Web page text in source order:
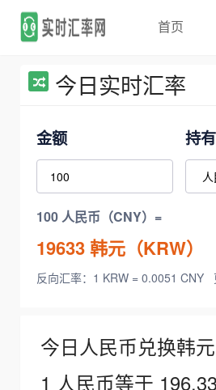
首页
今日实时汇率
金额 持有
100 人民币（CNY）=
19633韩元（KRW）
反向汇率：1 KRW = 0.0051 CNY
今日人民币兑换韩元
1 人民币等于